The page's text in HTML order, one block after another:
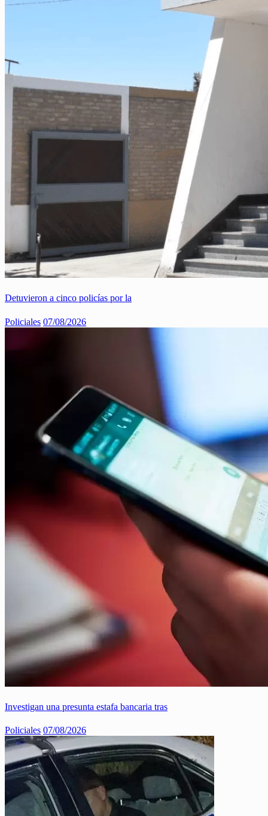
Detuvieron a cinco policías por la
Policiales 07/08/2026
Investigan una presunta estafa bancaria tras
Policiales 07/08/2026